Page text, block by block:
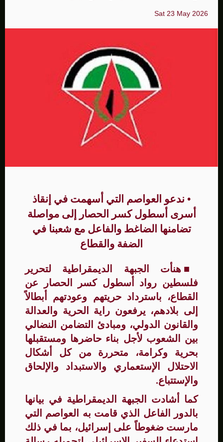
Sat 23 May 2026
• ندعو العواصم التي أسهمت في إنقاذ
أسرى أسطول كسر الحصار إلى مواصلة
تضامنها الضاغط والفاعل مع شعبنا في
الضفة والقطاع
■ هنأت الجبهة الديمقراطية لتحرير
فلسطين رواد أسطول كسر الحصار عن
القطاع، باسترداد حريتهم وعودتهم أبطالاً
إلى بلادهم، يرفعون راية الحرية والعدالة
والقانون الدولي، ومبادئ التضامن النضالي
بين الشعوب لأجل بناء حاضرها ومستقبلها
بحرية وكرامة، متحررة من كل أشكال
الاحتلال الإستعماري والاستبداد والإلحاق
والإستتباع.
كما أشادت الجبهة الديمقراطية في بيانها
بالدور الفاعل الذي قامت به العواصم التي
مارست ضغوطاً على إسرائيل، بما في ذلك